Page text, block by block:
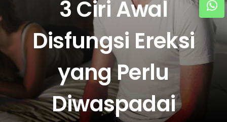
ARTIKEL
HUBUNGI KAMI
Search
3 Ciri Awal
Disfungsi Ereksi
yang Perlu
Diwaspadai